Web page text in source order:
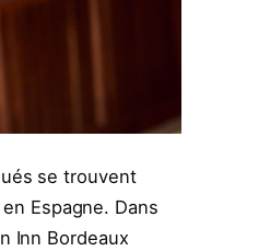
se trouvent
Espagne. Dans
Inn Bordeaux